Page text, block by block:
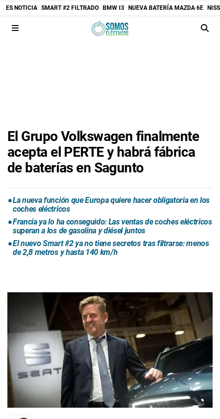
ES NOTICIA SMART #2 FILTRADO BMW I3 NUEVA BATERÍA MAZDA 6E
El Grupo Volkswagen finalmente
acepta el PERTE y habrá fábrica
de baterías en Sagunto
La nueva función que Europa quiere hacer obligatoria en los
coches eléctricos
Francia ya lo ha conseguido: Las ventas de coches eléctricos
superan a los de gasolina y diésel juntos
El nuevo Smart #2 ya no tiene secretos tras filtrarse: menos
de 2,8 metros y hasta 140 km/h